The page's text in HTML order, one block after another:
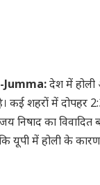
Jumma:देश में होली
कई शहरों में
निषाद का
यूपी में होली के